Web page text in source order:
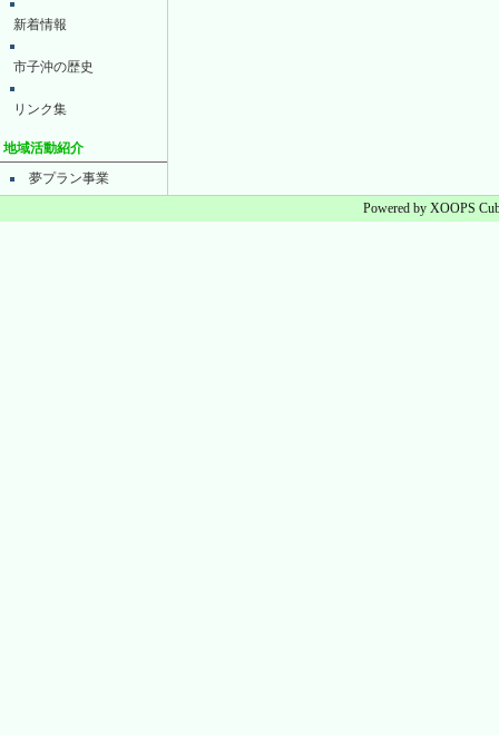
新着情報
市子沖の歴史
リンク集
地域活動紹介
夢プラン事業
Powered by XOOPS